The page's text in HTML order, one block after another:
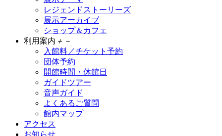
レジェンドストーリーズ
展示アーカイブ
ショップ＆カフェ
利用案内 ＋ －
入館料／チケット予約
団体予約
開館時間・休館日
ガイドツアー
音声ガイド
よくあるご質問
館内マップ
アクセス